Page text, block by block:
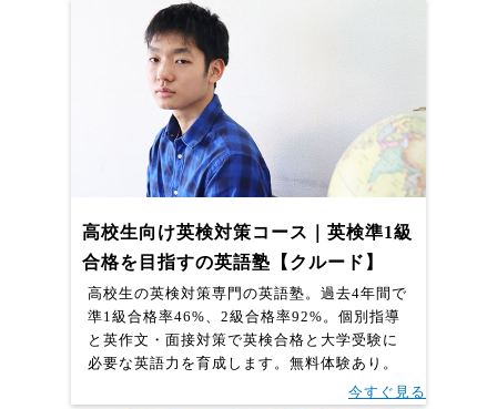
高校生向け英検対策コース｜英検準1級
合格を目指すの英語塾【クルード】
高校生の英検対策専門の英語塾。過去4年間で
準1級合格率46%、2級合格率92%。個別指導
と英作文・面接対策で英検合格と大学受験に
必要な英語力を育成します。無料体験あり。
今すぐ見る